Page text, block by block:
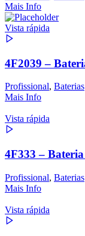
Mais Info
Vista rápida
4F2039 –
Profissional, Baterias
Mais Info
Vista rápida
4F333 –
Profissional, Baterias
Mais Info
Vista rápida